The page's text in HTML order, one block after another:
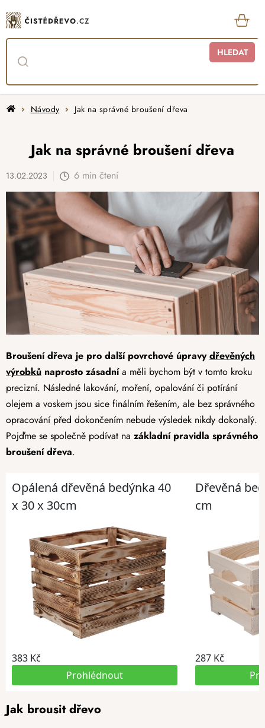
na
obsah
HLEDAT
DomůNávody Jak na správné broušení dřeva
Jak na správné broušení dřeva
13.02.2023 6 min čtení
Broušení dřeva je pro další povrchové úpravy dřevěných
výrobků naprosto zásadní a měli bychom být v tomto kroku
precizní. Následné lakování, moření, opalování či potírání
olejem a voskem jsou sice finálním řešením, ale bez správného
opracování před dokončením nebude výsledek nikdy dokonalý.
Pojďme se společně podívat na základní pravidla správného
broušení dřeva.
Jak brousit dřevo